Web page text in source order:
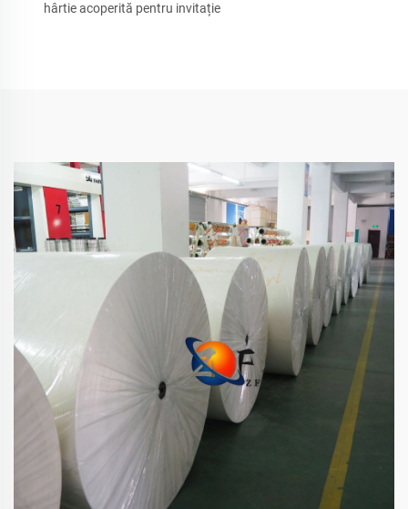
hârtie acoperită pentru invitație